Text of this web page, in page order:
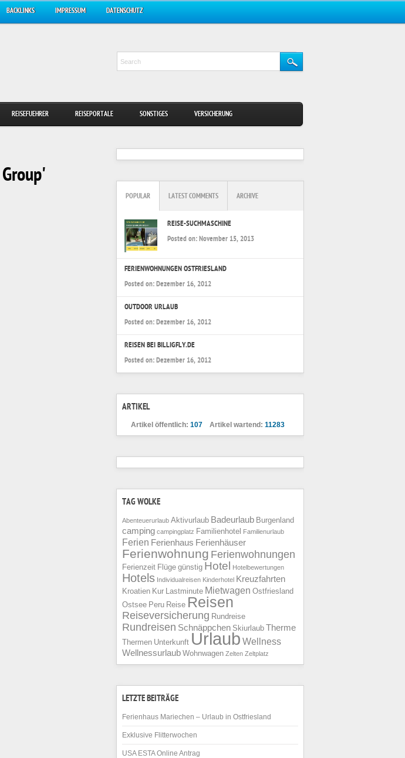
BACKLINKS IMPRESSUM DATENSCHUTZ
REISEFUEHRER REISEPORTALE SONSTIGES VERSICHERUNG
POPULAR LATEST COMMENTS ARCHIVE
REISE-SUCHMASCHINE
Posted on: November 15, 2013
FERIENWOHNUNGEN OSTFRIESLAND
Posted on: Dezember 16, 2012
OUTDOOR URLAUB
Posted on: Dezember 16, 2012
REISEN BEI BILLIGFLY.DE
Posted on: Dezember 16, 2012
ARTIKEL
Artikel öffentlich: 107Artikel wartend: 11283
TAG WOLKE
Abenteuerurlaub Aktivurlaub Badeurlaub Burgenland
camping campingplatz Familienhotel Familienurlaub
Ferien Ferienhaus Ferienhäuser
Ferienwohnung Ferienwohnungen
Ferienzeit Flüge günstig Hotel Hotelbewertungen
Hotels Individualreisen Kinderhotel Kreuzfahrten
Kroatien Kur Lastminute Mietwagen Ostfriesland
Ostsee Peru Reise Reisen
Reiseversicherung Rundreise
Rundreisen Schnäppchen Skiurlaub Therme
Thermen Unterkunft Urlaub Wellness
Wellnessurlaub Wohnwagen Zelten Zeltplatz
LETZTE BEITRÄGE
Ferienhaus Mariechen – Urlaub in Ostfriesland
Exklusive Flitterwochen
USA ESTA Online Antrag